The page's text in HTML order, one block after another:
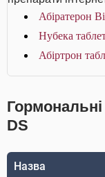
Абіратерон
Нубека
Абіртрон
Гормональні
DS
Назва